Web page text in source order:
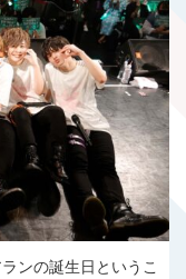
ンの誕生日というこ